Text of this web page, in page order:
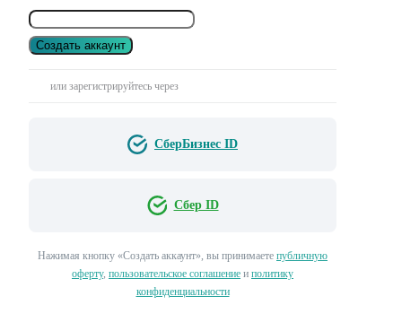
Создать аккаунт
или зарегистрируйтесь через
СберБизнес ID
Сбер ID
Нажимая кнопку «Создать аккаунт», вы принимаете публичную
оферту, пользовательское соглашение и политику
конфиденциальности